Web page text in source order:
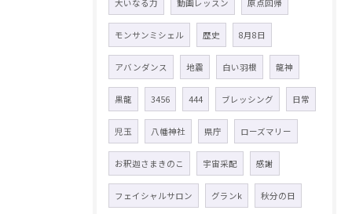
大いなる力 動画レッスン 原点回帰
モンサンミシェル 歴史 8月8日
アバンダンス 地震 白い羽根 龍神
黒龍 3456 444 ブレッシング 日常
児玉 八幡神社 県庁 ローズマリー
お釈迦さまきのこ 宇宙采配 感謝
フェイシャルサロン グランk 秋分の日